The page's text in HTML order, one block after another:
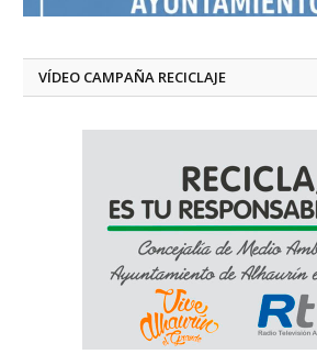
VÍDEO CAMPAÑA RECICLAJE